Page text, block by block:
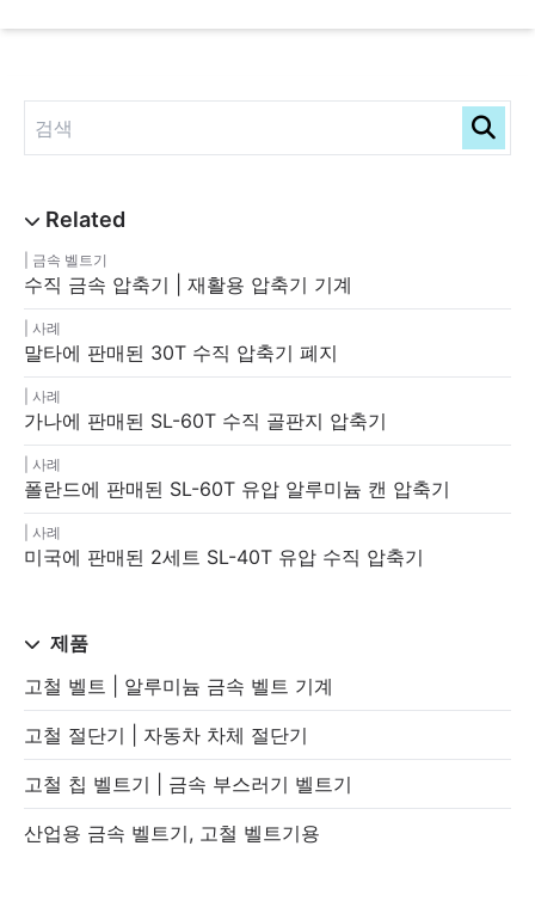
금속 벨트기
수직 금속 압축기 | 재활용 압축기 기계
사례
말타에 판매된 30T 수직 압축기 폐지
사례
가나에 판매된 SL-60T 수직 골판지 압축기
사례
폴란드에 판매된 SL-60T 유압 알루미늄 캔 압축기
사례
미국에 판매된 2세트 SL-40T 유압 수직 압축기
제품
고철 벨트 | 알루미늄 금속 벨트 기계
고철 절단기 | 자동차 차체 절단기
고철 칩 벨트기 | 금속 부스러기 벨트기
산업용 금속 벨트기, 고철 벨트기용